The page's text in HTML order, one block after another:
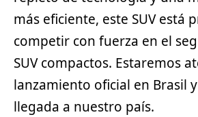
más eficiente, este SUV está
competir con fuerza en el
SUV compactos. Estaremos
lanzamiento oficial en Brasil
llegada a nuestro país.